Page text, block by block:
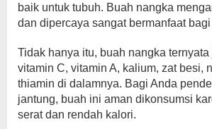
baik untuk tubuh. Buah nangka
dan dipercaya sangat bermanfaat
Tidak hanya itu, buah nangka
vitamin C, vitamin A, kalium, zat besi,
thiamin di dalamnya. Bagi Anda
jantung, buah ini aman dikonsumsi
serat dan rendah kalori.